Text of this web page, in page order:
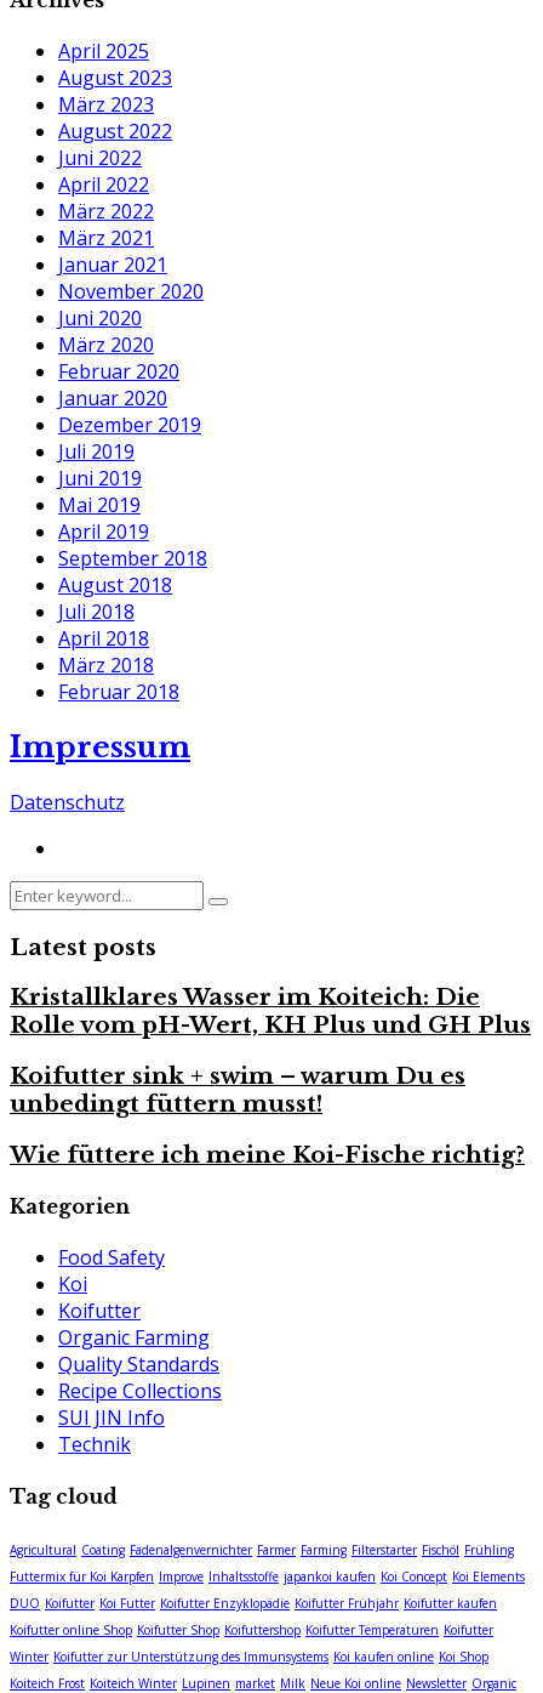
April 2025
August 2023
März 2023
August 2022
Juni 2022
April 2022
März 2022
März 2021
Januar 2021
November 2020
Juni 2020
März 2020
Februar 2020
Januar 2020
Dezember 2019
Juli 2019
Juni 2019
Mai 2019
April 2019
September 2018
August 2018
Juli 2018
April 2018
März 2018
Februar 2018
Impressum
Datenschutz
Search
Search
Latest posts
Kristallklares Wasser im Koiteich: Die
Rolle vom pH-Wert, KH Plus und GH Plus
Koifutter sink + swim – warum Du es
unbedingt füttern musst!
Wie füttere ich meine Koi-Fische richtig?
Kategorien
Food Safety
Koi
Koifutter
Organic Farming
Quality Standards
Recipe Collections
SUI JIN Info
Technik
Tag cloud
Agricultural Coating Fadenalgenvernichter Farmer Farming Filterstarter Fischöl Frühling
Futtermix für Koi Karpfen Improve Inhaltsstoffe japankoi kaufen Koi Concept Koi Elements
DUO Koifutter Koi Futter Koifutter Enzyklopädie Koifutter Frühjahr Koifutter kaufen
Koifutter online Shop Koifutter Shop Koifuttershop Koifutter Temperaturen Koifutter
Winter Koifutter zur Unterstützung des Immunsystems Koi kaufen online Koi Shop
Koiteich Frost Koiteich Winter Lupinen market Milk Neue Koi online Newsletter Organic